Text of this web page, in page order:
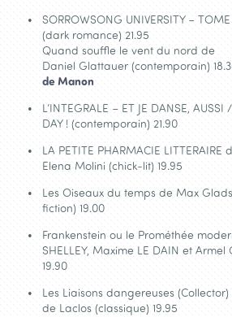
SORROWSONG UNIVERSITY –
(dark romance) 21.95
Quand souffle le vent du nord de
Daniel Glattauer (contemporain)
de Manon
L’INTEGRALE – ET JE DANSE, AUSSI
DAY ! (contemporain) 21.90
LA PETITE PHARMACIE LITTERAIRE
Elena Molini (chick-lit) 19.95
Les Oiseaux du temps de Max
fiction) 19.00
Frankenstein ou le Prométhée
SHELLEY, Maxime LE DAIN et Armel
19.90
Les Liaisons dangereuses
de Laclos (classique) 19.95